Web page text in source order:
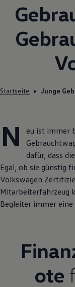
Startseite Junge
N eu ist immer
dafür, dass
Egal, ob sie günstig
Volkswagen
Mitarbeiterfahrzeug
Begleiter immer eine
ote